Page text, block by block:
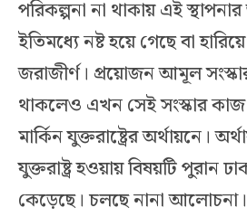
পরিকল্পনা না থাকায় এই
ইতিমধ্যে নষ্ট হয়ে গেছে বা
জরাজীর্ণ। প্রয়োজন আমূল
থাকলেও এখন সেই সংস্কার
মার্কিন যুক্তরাষ্ট্রের অর্থায়নে।
যুক্তরাষ্ট্র হওয়ায় বিষয়টি পুরান
কেড়েছে। চলছে নানা আলোচনা।